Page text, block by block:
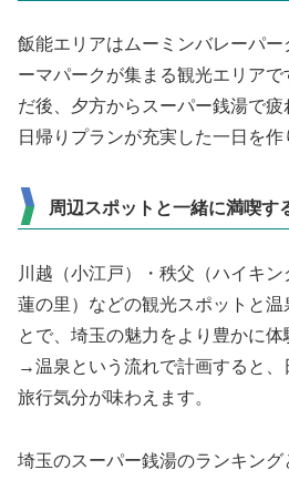
飯能エリアはムーミンバレーパ
ーマパークが集まる観光エリア
だ後、夕方からスーパー銭湯で疲
日帰りプランが充実した一日を作
周辺スポットと一緒に満喫す
川越（小江戸）・秩父（ハイキ
蓮の里）などの観光スポットと温
とで、埼玉の魅力をより豊かに
→温泉という流れで計画すると、
旅行気分が味わえます。
埼玉のスーパー銭湯のランキング